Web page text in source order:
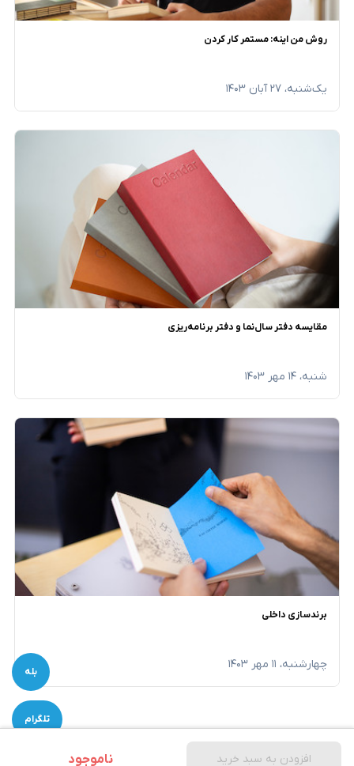
افزودن به سبد خرید ناموجود
روش من اینه: مستمر کار کردن
یک‌شنبه، ۲۷ آبان ۱۴۰۳
مقایسه دفتر سال‌نما و دفتر برنامه‌ریزی
شنبه، ۱۴ مهر ۱۴۰۳
برندسازی داخلی
چهارشنبه، ۱۱ مهر ۱۴۰۳
تلگرام
بله